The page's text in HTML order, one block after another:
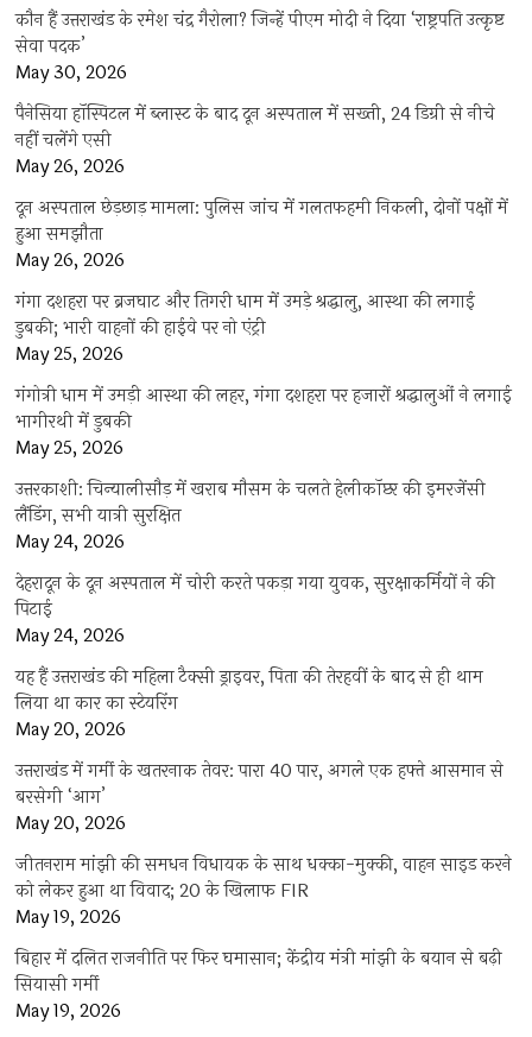
कौन हैं उत्तराखंड के रमेश चंद्र गैरोला? जिन्हें पीएम मोदी ने दिया ‘राष्ट्रपति उत्कृष्ट
सेवा पदक’
May 30, 2026
पैनेसिया हॉस्पिटल में ब्लास्ट के बाद दून अस्पताल में सख्ती, 24 डिग्री से नीचे
नहीं चलेंगे एसी
May 26, 2026
दून अस्पताल छेड़छाड़ मामला: पुलिस जांच में गलतफहमी निकली, दोनों पक्षों में
हुआ समझौता
May 26, 2026
गंगा दशहरा पर ब्रजघाट और तिगरी धाम में उमड़े श्रद्धालु, आस्था की लगाई
डुबकी; भारी वाहनों की हाईवे पर नो एंट्री
May 25, 2026
गंगोत्री धाम में उमड़ी आस्था की लहर, गंगा दशहरा पर हजारों श्रद्धालुओं ने लगाई
भागीरथी में डुबकी
May 25, 2026
उत्तरकाशी: चिन्यालीसौड़ में खराब मौसम के चलते हेलीकॉप्टर की इमरजेंसी
लैंडिंग, सभी यात्री सुरक्षित
May 24, 2026
देहरादून के दून अस्पताल में चोरी करते पकड़ा गया युवक, सुरक्षाकर्मियों ने की
पिटाई
May 24, 2026
यह हैं उत्तराखंड की महिला टैक्सी ड्राइवर, पिता की तेरहवीं के बाद से ही थाम
लिया था कार का स्टेयरिंग
May 20, 2026
उत्तराखंड में गर्मी के खतरनाक तेवर: पारा 40 पार, अगले एक हफ्ते आसमान से
बरसेगी ‘आग’
May 20, 2026
जीतनराम मांझी की समधन विधायक के साथ धक्का-मुक्की, वाहन साइड करने
को लेकर हुआ था विवाद; 20 के खिलाफ FIR
May 19, 2026
बिहार में दलित राजनीति पर फिर घमासान; केंद्रीय मंत्री मांझी के बयान से बढ़ी
सियासी गर्मी
May 19, 2026